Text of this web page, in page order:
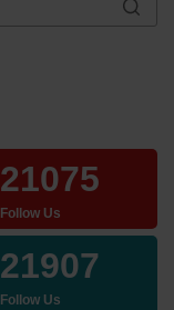
21075
Follow Us
21907
Follow Us